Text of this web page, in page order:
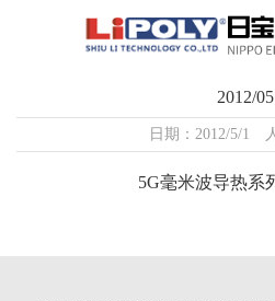
2012/05
日期：2012/5/1
5G毫米波导热系